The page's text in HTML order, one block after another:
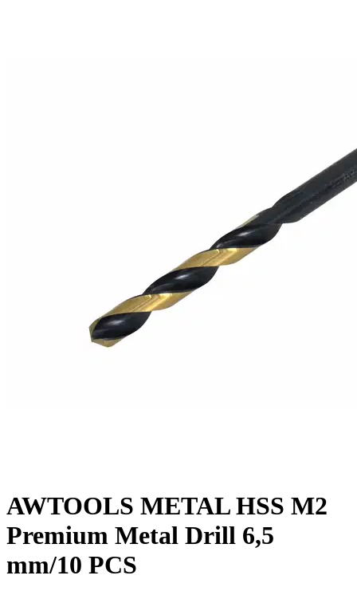
AWTOOLS METAL HSS M2
Premium Metal Drill 6,5
mm/10 PCS